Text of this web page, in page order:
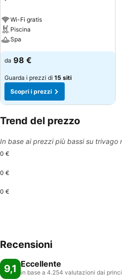
Wi-Fi gratis
Piscina
Spa
da 98 €
Guarda i prezzi di 15 siti
Scopri i prezzi
Trend del prezzo
In base ai prezzi più bassi su trivago
0 €
0 €
0 €
Recensioni
9,1 Eccellente
in base a 4.254 valutazioni dai